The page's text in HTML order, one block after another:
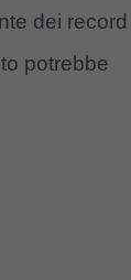
dei record
potrebbe